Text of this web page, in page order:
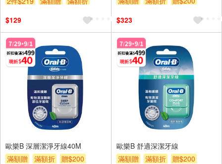
$129
$323
歐樂B 深層潔淨牙線40M
滿額贈
滿額折 贈$200
歐樂B 舒適深潔牙線
滿額贈
滿額折 贈$200